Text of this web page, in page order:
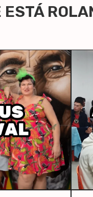
ESTÁ